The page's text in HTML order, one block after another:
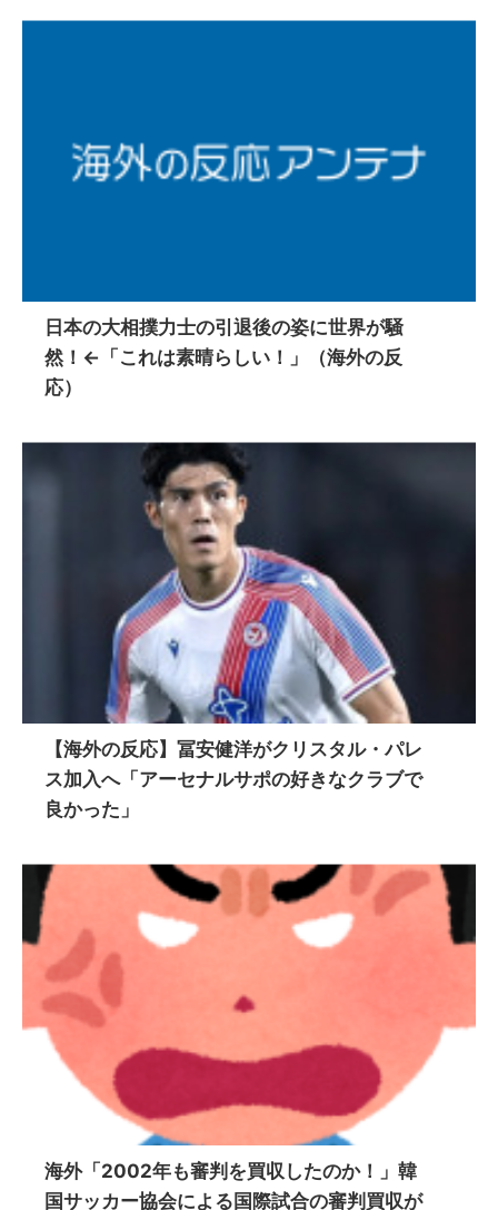
日本の大相撲力士の引退後の姿に世界が騒
然！←「これは素晴らしい！」（海外の反
応）
【海外の反応】冨安健洋がクリスタル・パレ
ス加入へ「アーセナルサポの好きなクラブで
良かった」
海外「2002年も審判を買収したのか！」韓
国サッカー協会による国際試合の審判買収が